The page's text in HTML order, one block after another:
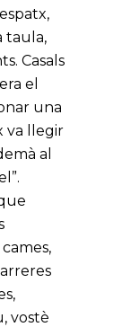
taula,
Casals
el
una
va llegir
al
vostè